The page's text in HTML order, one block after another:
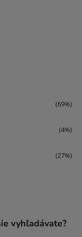
(69%)
(4%)
(27%)
vyhľadávate?